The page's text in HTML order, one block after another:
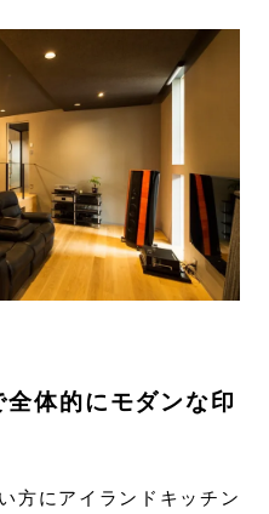
体的にモダンな印
方にアイランドキッチン